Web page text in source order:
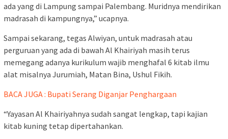
ada yang di Lampung sampai Palembang. Muridnya mendirikan
madrasah di kampungnya,” ucapnya.
Sampai sekarang, tegas Alwiyan, untuk madrasah atau
perguruan yang ada di bawah Al Khairiyah masih terus
memegang adanya kurikulum wajib menghafal 6 kitab ilmu
alat misalnya Jurumiah, Matan Bina, Ushul Fikih.
BACA JUGA : Bupati Serang Diganjar Penghargaan
“Yayasan Al Khairiyahnya sudah sangat lengkap, tapi kajian
kitab kuning tetap dipertahankan.